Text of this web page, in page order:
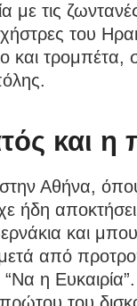
με τις
του
και τρομπέτα,
και η
Αθήνα,
ήδη
και
από
η